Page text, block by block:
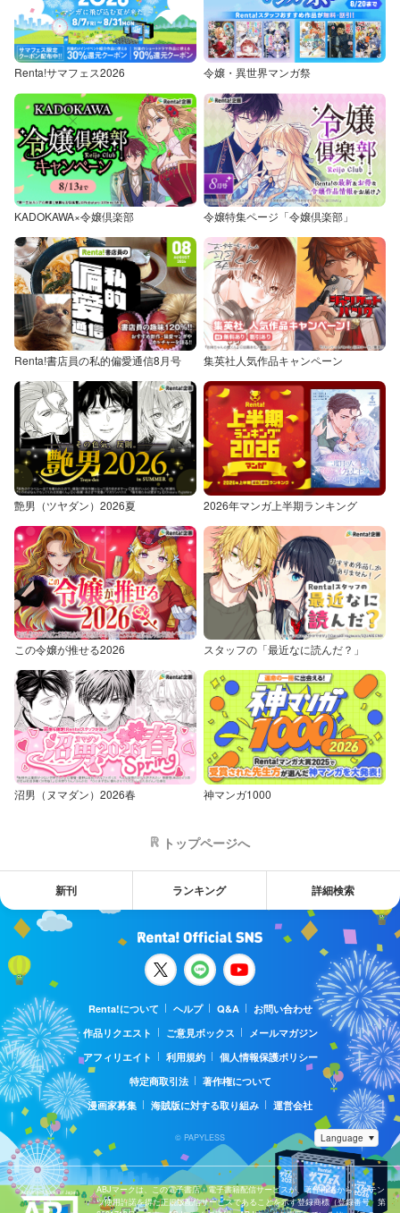
Renta!サマフェス2026 令嬢・異世界マンガ祭
KADOKAWA×令嬢倶楽部 令嬢特集ページ「令嬢倶楽部」
Renta!書店員の私的偏愛通信8月号 集英社人気作品キャンペーン
艶男（ツヤダン）2026夏 2026年マンガ上半期ランキング
この令嬢が推せる2026 スタッフの「最近なに読んだ？」
沼男（ヌマダン）2026春 神マンガ1000
トップページへ
新刊 ランキング 詳細検索
Renta!について ヘルプ Q&A
お問い合わせ
作品リクエスト
ご意見ボックス
メールマガジン
アフィリエイト
利用規約
個人情報保護ポリシー
特定商取引法
著作権について
漫画家募集
海賊版に対する取り組み 運営会社
© PAPYLESS
ABJマークは、この電子書店・電子書籍配信サービスが、著作権者からコンテン
ツ使用許諾を得た正規版配信サービスであることを示す登録商標（登録番号 第